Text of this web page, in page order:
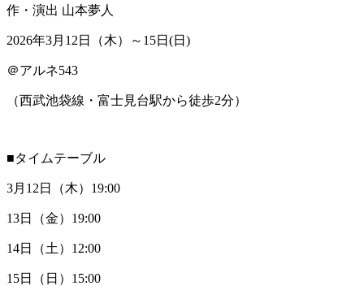
作・演出 山本夢人
2026年3月12日（木）～15日(日)
＠アルネ543
（西武池袋線・富士見台駅から徒歩2分）
■タイムテーブル
3月12日（木）19:00
13日（金）19:00
14日（土）12:00
15日（日）15:00